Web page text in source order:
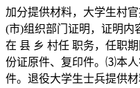
加分提供材料，大学生村
(市)组织部门证明，证明内
在 县 乡 村任 职务，任职
份证原件、复印件。⑶本
件。退役大学生士兵提供